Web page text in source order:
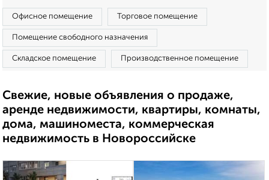
Офисное помещение Торговое помещение
Помещение свободного назначения
Складское помещение Производственное помещение
Свежие, новые объявления о продаже,
аренде недвижимости, квартиры, комнаты,
дома, машиноместа, коммерческая
недвижимость в Новороссийске